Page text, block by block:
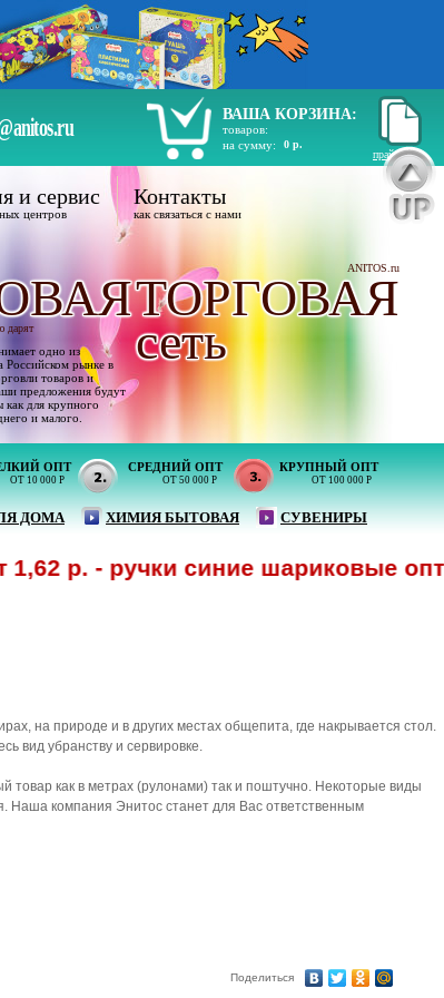
ВАША КОРЗИНА:
товаров:
на сумму:
0 р.
прайс лист
ОПТ
ОТ 10 000 Р
СРЕДНИЙ ОПТ
ОТ 50 000 Р
КРУПНЫЙ ОПТ
ОТ 100 000 Р
ДОМА ХИМИЯ БЫТОВАЯ СУВЕНИРЫ
и сервис
центров
Контакты
как связаться с нами
ANITOS.ru
ТОРГОВАЯ
дарят
одно из
рынке в
товаров и
предложения будут
как для крупного
и малого.
сеть
- ручки синие шариковые оптом!
на природе и в других местах общепита, где накрывается стол.
вид убранству и сервировке.
товар как в метрах (рулонами) так и поштучно. Некоторые виды
Наша компания Энитос станет для Вас ответственным
Поделиться